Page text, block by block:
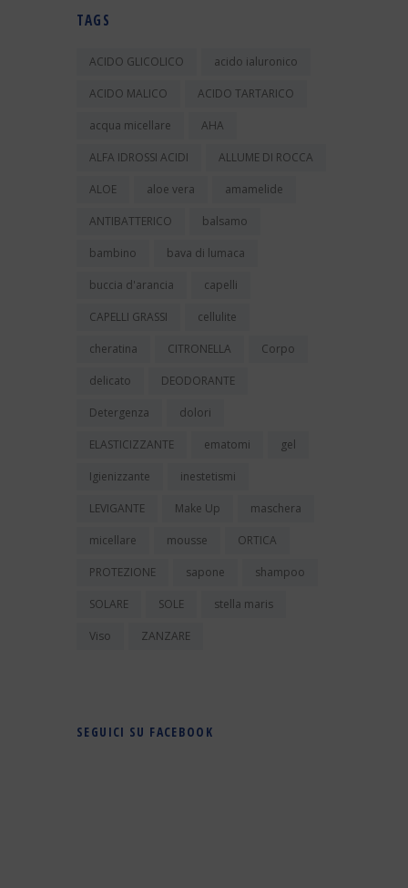
TAGS
ACIDO GLICOLICO acido ialuronico
ACIDO MALICO ACIDO TARTARICO
acqua micellare AHA
ALFA IDROSSI ACIDI ALLUME DI ROCCA
ALOE aloe vera amamelide
ANTIBATTERICO balsamo
bambino bava di lumaca
buccia d'arancia capelli
CAPELLI GRASSI cellulite
cheratina CITRONELLA Corpo
delicato DEODORANTE
Detergenza dolori
ELASTICIZZANTE ematomi gel
Igienizzante inestetismi
LEVIGANTE Make Up maschera
micellare mousse ORTICA
PROTEZIONE sapone shampoo
SOLARE SOLE stella maris
Viso ZANZARE
SEGUICI SU FACEBOOK